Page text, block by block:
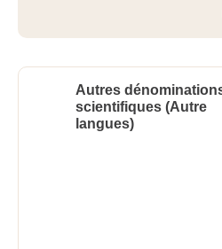
Autres
scientifiques (Autre
langues)